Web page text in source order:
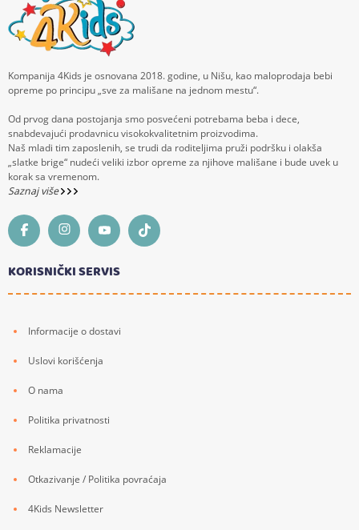
Kompanija 4Kids je osnovana 2018. godine, u Nišu, kao maloprodaja bebi
opreme po principu „sve za mališane na jednom mestu“.
Od prvog dana postojanja smo posvećeni potrebama beba i dece,
snabdevajući prodavnicu visokokvalitetnim proizvodima.
Naš mladi tim zaposlenih, se trudi da roditeljima pruži podršku i olakša
„slatke brige“ nudeći veliki izbor opreme za njihove mališane i bude uvek u
korak sa vremenom.
Saznaj više
KORISNIČKI SERVIS
Informacije o dostavi
Uslovi korišćenja
O nama
Politika privatnosti
Reklamacije
Otkazivanje / Politika povraćaja
4Kids Newsletter